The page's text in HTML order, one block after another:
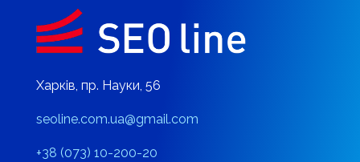
Харків, пр. Науки, 56
seoline.com.ua@gmail.com
+38 (073) 10-200-20